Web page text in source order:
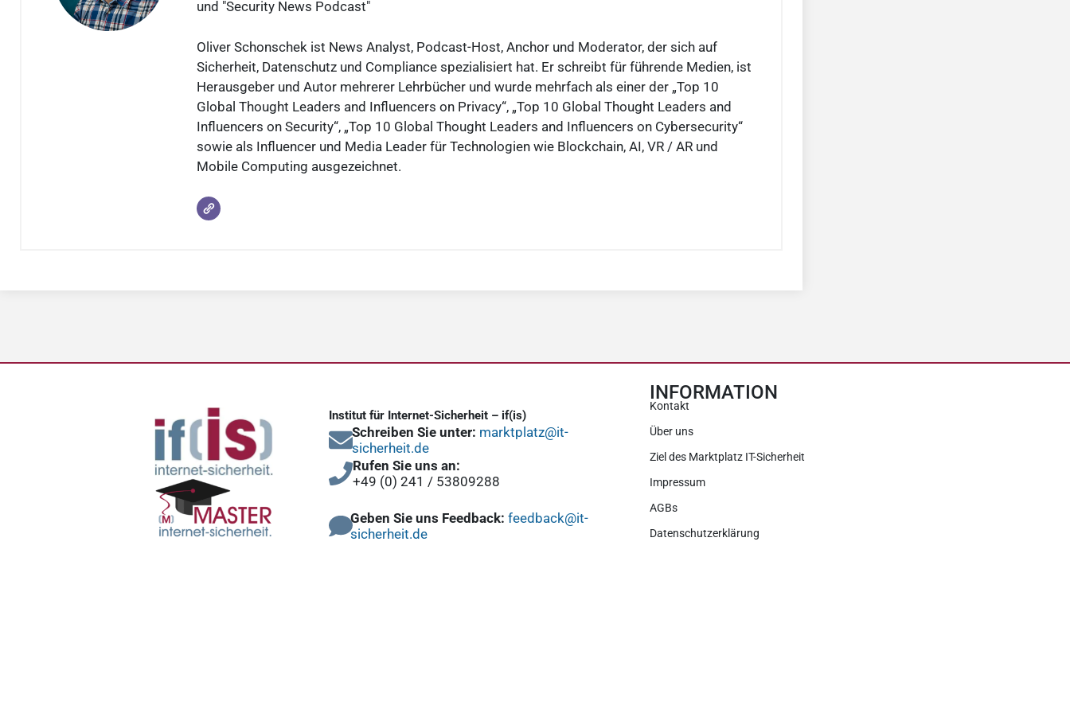
und "Security News Podcast"
Oliver Schonschek ist News Analyst, Podcast-Host, Anchor und Moderator, der sich auf
Sicherheit, Datenschutz und Compliance spezialisiert hat. Er schreibt für führende Medien, ist
Herausgeber und Autor mehrerer Lehrbücher und wurde mehrfach als einer der „Top 10
Global Thought Leaders and Influencers on Privacy“, „Top 10 Global Thought Leaders and
Influencers on Security“, „Top 10 Global Thought Leaders and Influencers on Cybersecurity“
sowie als Influencer und Media Leader für Technologien wie Blockchain, AI, VR / AR und
Mobile Computing ausgezeichnet.
Institut für Internet-Sicherheit – if(is)
Schreiben Sie unter: marktplatz@it-
sicherheit.de
Rufen Sie uns an:
+49 (0) 241 / 53809288
Geben Sie uns Feedback: feedback@it-
sicherheit.de
INFORMATION
Kontakt
Über uns
Ziel des Marktplatz IT-Sicherheit
Impressum
AGBs
Datenschutzerklärung